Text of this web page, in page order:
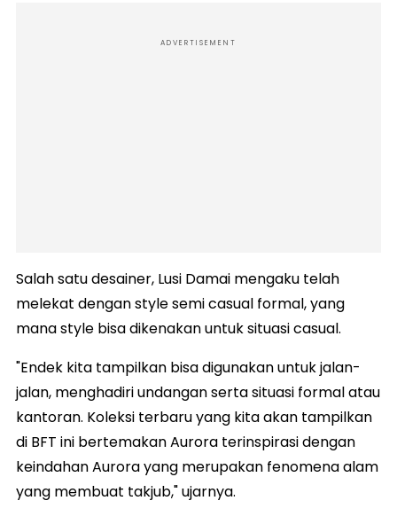
ADVERTISEMENT
Salah satu desainer, Lusi Damai mengaku telah
melekat dengan style semi casual formal, yang
mana style bisa dikenakan untuk situasi casual.
"Endek kita tampilkan bisa digunakan untuk jalan-
jalan, menghadiri undangan serta situasi formal atau
kantoran. Koleksi terbaru yang kita akan tampilkan
di BFT ini bertemakan Aurora terinspirasi dengan
keindahan Aurora yang merupakan fenomena alam
yang membuat takjub," ujarnya.